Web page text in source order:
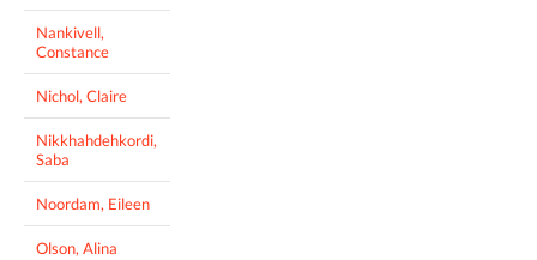
Nankivell,
Constance
Nichol, Claire
Nikkhahdehkordi,
Saba
Noordam, Eileen
Olson, Alina